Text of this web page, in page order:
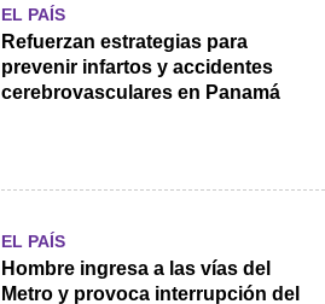
EL PAÍS
Refuerzan estrategias para
prevenir infartos y accidentes
cerebrovasculares en Panamá
EL PAÍS
Hombre ingresa a las vías del
Metro y provoca interrupción del